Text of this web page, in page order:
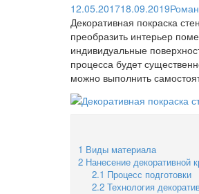
12.05.201718.09.2019Роман
Декоративная покраска
преобразить интерьер
индивидуальные
процесса будет
можно выполнить
1 Виды материала
2 Нанесение декоративной
2.1 Процесс подготовки
2.2Технология